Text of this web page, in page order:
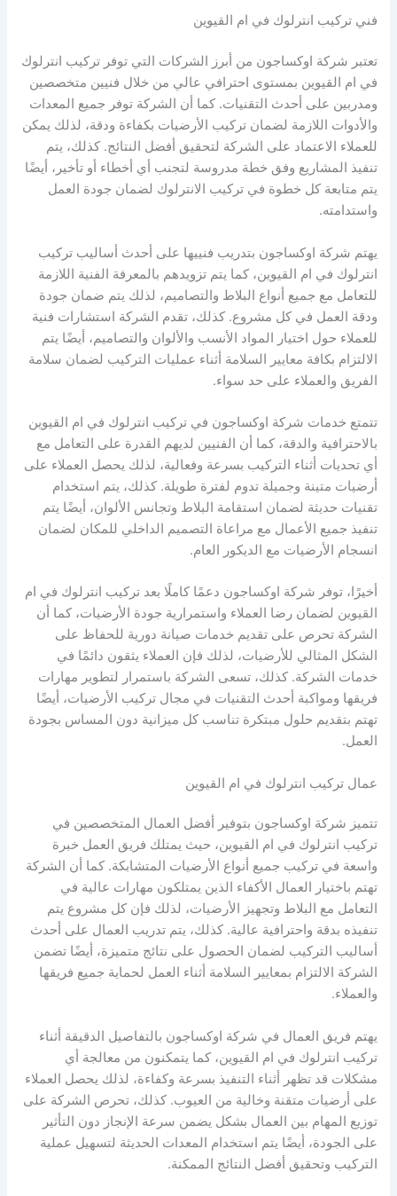
فني تركيب انترلوك في ام القيوين
تعتبر شركة اوكساجون من أبرز الشركات التي توفر تركيب انترلوك
في ام القيوين بمستوى احترافي عالي من خلال فنيين متخصصين
ومدربين على أحدث التقنيات. كما أن الشركة توفر جميع المعدات
والأدوات اللازمة لضمان تركيب الأرضيات بكفاءة ودقة، لذلك يمكن
للعملاء الاعتماد على الشركة لتحقيق أفضل النتائج. كذلك، يتم
تنفيذ المشاريع وفق خطة مدروسة لتجنب أي أخطاء أو تأخير، أيضًا
يتم متابعة كل خطوة في تركيب الانترلوك لضمان جودة العمل
واستدامته.
يهتم شركة اوكساجون بتدريب فنييها على أحدث أساليب تركيب
انترلوك في ام القيوين، كما يتم تزويدهم بالمعرفة الفنية اللازمة
للتعامل مع جميع أنواع البلاط والتصاميم، لذلك يتم ضمان جودة
ودقة العمل في كل مشروع. كذلك، تقدم الشركة استشارات فنية
للعملاء حول اختيار المواد الأنسب والألوان والتصاميم، أيضًا يتم
الالتزام بكافة معايير السلامة أثناء عمليات التركيب لضمان سلامة
الفريق والعملاء على حد سواء.
تتمتع خدمات شركة اوكساجون في تركيب انترلوك في ام القيوين
بالاحترافية والدقة، كما أن الفنيين لديهم القدرة على التعامل مع
أي تحديات أثناء التركيب بسرعة وفعالية، لذلك يحصل العملاء على
أرضيات متينة وجميلة تدوم لفترة طويلة. كذلك، يتم استخدام
تقنيات حديثة لضمان استقامة البلاط وتجانس الألوان، أيضًا يتم
تنفيذ جميع الأعمال مع مراعاة التصميم الداخلي للمكان لضمان
انسجام الأرضيات مع الديكور العام.
أخيرًا، توفر شركة اوكساجون دعمًا كاملًا بعد تركيب انترلوك في ام
القيوين لضمان رضا العملاء واستمرارية جودة الأرضيات، كما أن
الشركة تحرص على تقديم خدمات صيانة دورية للحفاظ على
الشكل المثالي للأرضيات، لذلك فإن العملاء يثقون دائمًا في
خدمات الشركة. كذلك، تسعى الشركة باستمرار لتطوير مهارات
فريقها ومواكبة أحدث التقنيات في مجال تركيب الأرضيات، أيضًا
تهتم بتقديم حلول مبتكرة تناسب كل ميزانية دون المساس بجودة
العمل.
عمال تركيب انترلوك في ام القيوين
تتميز شركة اوكساجون بتوفير أفضل العمال المتخصصين في
تركيب انترلوك في ام القيوين، حيث يمتلك فريق العمل خبرة
واسعة في تركيب جميع أنواع الأرضيات المتشابكة. كما أن الشركة
تهتم باختيار العمال الأكفاء الذين يمتلكون مهارات عالية في
التعامل مع البلاط وتجهيز الأرضيات، لذلك فإن كل مشروع يتم
تنفيذه بدقة واحترافية عالية. كذلك، يتم تدريب العمال على أحدث
أساليب التركيب لضمان الحصول على نتائج متميزة، أيضًا تضمن
الشركة الالتزام بمعايير السلامة أثناء العمل لحماية جميع فريقها
والعملاء.
يهتم فريق العمال في شركة اوكساجون بالتفاصيل الدقيقة أثناء
تركيب انترلوك في ام القيوين، كما يتمكنون من معالجة أي
مشكلات قد تظهر أثناء التنفيذ بسرعة وكفاءة، لذلك يحصل العملاء
على أرضيات متقنة وخالية من العيوب. كذلك، تحرص الشركة على
توزيع المهام بين العمال بشكل يضمن سرعة الإنجاز دون التأثير
على الجودة، أيضًا يتم استخدام المعدات الحديثة لتسهيل عملية
التركيب وتحقيق أفضل النتائج الممكنة.